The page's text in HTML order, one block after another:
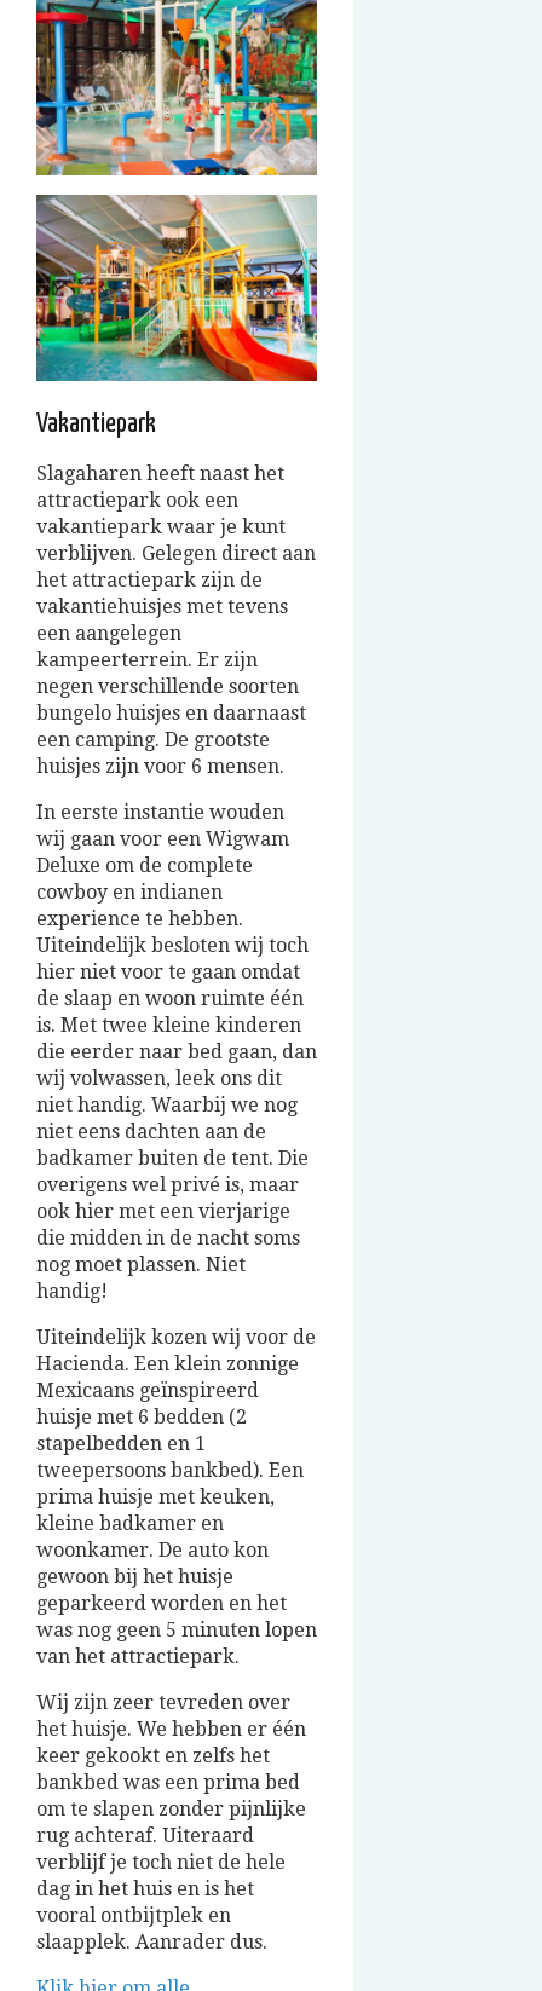
Vakantiepark
Slagaharen heeft naast het
attractiepark ook een
vakantiepark waar je kunt
verblijven. Gelegen direct aan
het attractiepark zijn de
vakantiehuisjes met tevens
een aangelegen
kampeerterrein. Er zijn
negen verschillende soorten
bungelo huisjes en daarnaast
een camping. De grootste
huisjes zijn voor 6 mensen.
In eerste instantie wouden
wij gaan voor een Wigwam
Deluxe om de complete
cowboy en indianen
experience te hebben.
Uiteindelijk besloten wij toch
hier niet voor te gaan omdat
de slaap en woon ruimte één
is. Met twee kleine kinderen
die eerder naar bed gaan, dan
wij volwassen, leek ons dit
niet handig. Waarbij we nog
niet eens dachten aan de
badkamer buiten de tent. Die
overigens wel privé is, maar
ook hier met een vierjarige
die midden in de nacht soms
nog moet plassen. Niet
handig!
Uiteindelijk kozen wij voor de
Hacienda. Een klein zonnige
Mexicaans geïnspireerd
huisje met 6 bedden (2
stapelbedden en 1
tweepersoons bankbed). Een
prima huisje met keuken,
kleine badkamer en
woonkamer. De auto kon
gewoon bij het huisje
geparkeerd worden en het
was nog geen 5 minuten lopen
van het attractiepark.
Wij zijn zeer tevreden over
het huisje. We hebben er één
keer gekookt en zelfs het
bankbed was een prima bed
om te slapen zonder pijnlijke
rug achteraf. Uiteraard
verblijf je toch niet de hele
dag in het huis en is het
vooral ontbijtplek en
slaapplek. Aanrader dus.